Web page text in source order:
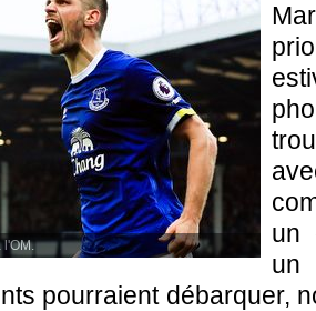
l'OM.
un
pourraient débarquer,